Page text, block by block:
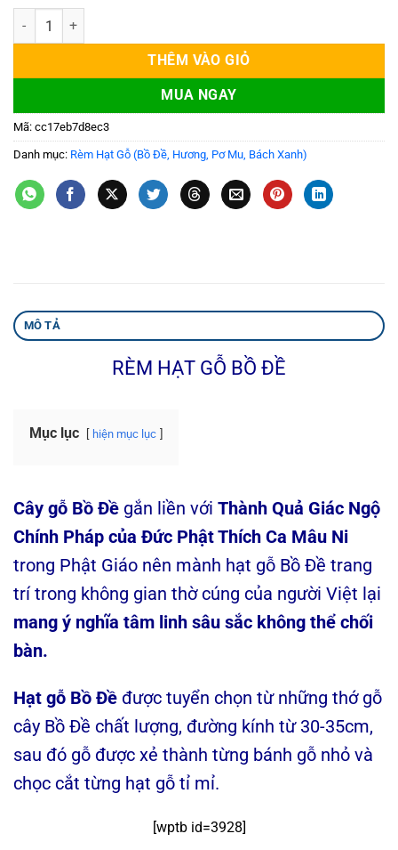
Rèm hạt gỗ ngăn phòng phong thủy số lượng
THÊM VÀO GIỎ
MUA NGAY
Mã: cc17eb7d8ec3
Danh mục: Rèm Hạt Gỗ (Bồ Đề, Hương, Pơ Mu, Bách Xanh)
MÔ TẢ
RÈM HẠT GỖ BỒ ĐỀ
Mục lục hiện mục lục
Cây gỗ Bồ Đề gắn liền với Thành Quả Giác Ngộ
Chính Pháp của Đức Phật Thích Ca Mâu Ni
trong Phật Giáo nên mành hạt gỗ Bồ Đề trang
trí trong không gian thờ cúng của người Việt lại
mang ý nghĩa tâm linh sâu sắc không thể chối
bàn.
Hạt gỗ Bồ Đề được tuyển chọn từ những thớ gỗ
cây Bồ Đề chất lượng, đường kính từ 30-35cm,
sau đó gỗ được xẻ thành từng bánh gỗ nhỏ và
chọc cắt từng hạt gỗ tỉ mỉ.
[wptb id=3928]